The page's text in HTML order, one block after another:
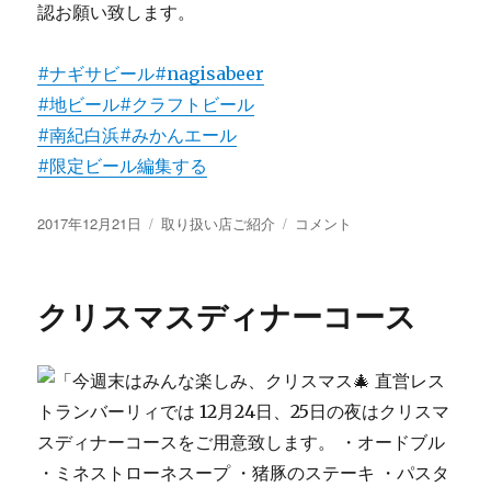
認お願い致します。
#ナギサビール#nagisabeer
#地ビール#クラフトビール
#南紀白浜#みかんエール
#限定ビール編集する
投
2017年12月21日
カ
ー
取り扱い店ご紹介
限
ル
ん
エ
ル』
に
コメント
クリスマスディナーコース